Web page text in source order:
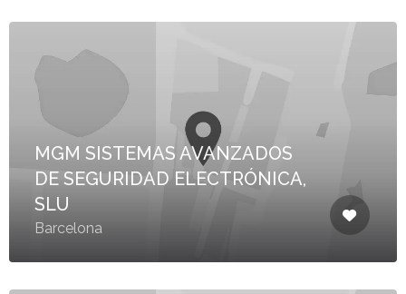
MGM SISTEMAS AVANZADOS
DE SEGURIDAD ELECTRÓNICA,
SLU
Barcelona